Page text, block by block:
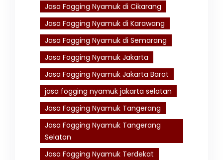
Jasa Fogging Nyamuk di Cikarang
Jasa Fogging Nyamuk di Karawang
Jasa Fogging Nyamuk di Semarang
Jasa Fogging Nyamuk Jakarta
Jasa Fogging Nyamuk Jakarta Barat
jasa fogging nyamuk jakarta selatan
Jasa Fogging Nyamuk Tangerang
Jasa Fogging Nyamuk Tangerang
Selatan
Jasa Fogging Nyamuk Terdekat